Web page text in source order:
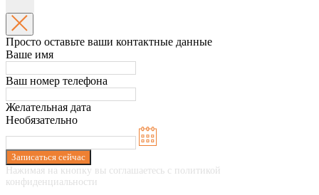
Просто оставьте ваши контактные данные
Ваше имя
Ваш номер телефона
Желательная дата
Необязательно
Записаться сейчас
Нажимая на кнопку вы соглашаетесь с политикой
конфиденциальности